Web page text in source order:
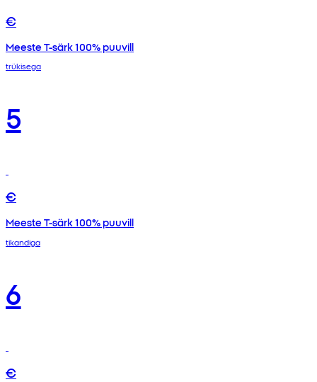
€
Meeste T-särk 100% puuvill
trükisega
5
€
Meeste T-särk 100% puuvill
tikandiga
6
€